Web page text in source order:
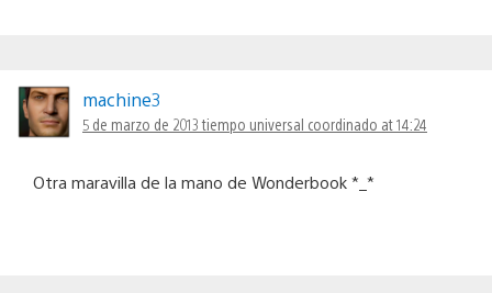
machine3
5 de marzo de 2013 tiempo universal coordinado at 14:24
Otra maravilla de la mano de Wonderbook *_*